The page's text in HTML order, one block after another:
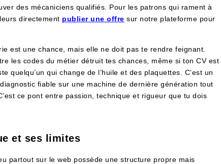
des mécaniciens qualifiés. Pour les patrons qui rament à
directement publier une offre sur notre plateforme pour
est une chance, mais elle ne doit pas te rendre feignant.
les codes du métier détruit tes chances, même si ton CV est
quelqu’un qui change de l’huile et des plaquettes. C’est un
fiable sur une machine de dernière génération tout
ce pont entre passion, technique et rigueur que tu dois
et ses limites
partout sur le web possède une structure propre mais